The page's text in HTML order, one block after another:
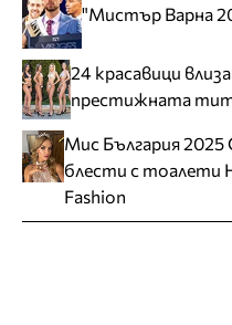
"Мистър Варна
24 красавици
престижната
Мис България
блести с тоалети
Fashion